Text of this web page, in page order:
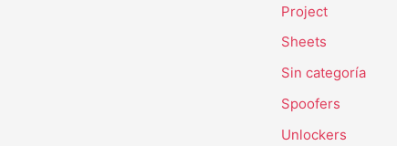
Project
Sheets
Sin categoría
Spoofers
Unlockers